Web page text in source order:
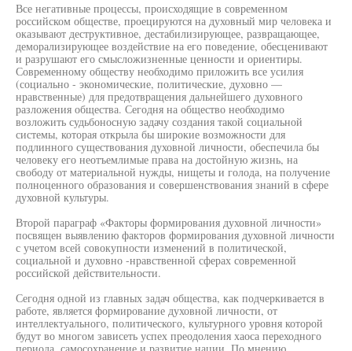
Все негативные процессы, происходящие в современном
российском обществе, проецируются на духовный мир человека и
оказывают деструктивное, дестабилизирующее, развращающее,
деморализирующее воздействие на его поведение, обесценивают
и разрушают его смысложизненные ценности и ориентиры.
Современному обществу необходимо приложить все усилия
(социально - экономические, политические, духовно —
нравственные) для предотвращения дальнейшего духовного
разложения общества. Сегодня на общество необходимо
возложить судьбоносную задачу создания такой социальной
системы, которая открыла бы широкие возможности для
подлинного существования духовной личности, обеспечила бы
человеку его неотъемлимые права на достойную жизнь, на
свободу от материальной нужды, нищеты и голода, на получение
полноценного образования и совершенствования знаний в сфере
духовной культуры.
Второй параграф «Факторы формирования духовной личности»
посвящен выявлению факторов формирования духовной личности
с учетом всей совокупности изменений в политической,
социальной и духовно -нравственной сферах современной
российской действительности.
Сегодня одной из главных задач общества, как подчеркивается в
работе, является формирование духовной личности, от
интеллектуального, политического, культурного уровня которой
будут во многом зависеть успех преодоления хаоса переходного